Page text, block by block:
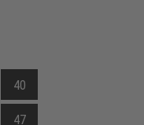
40
47